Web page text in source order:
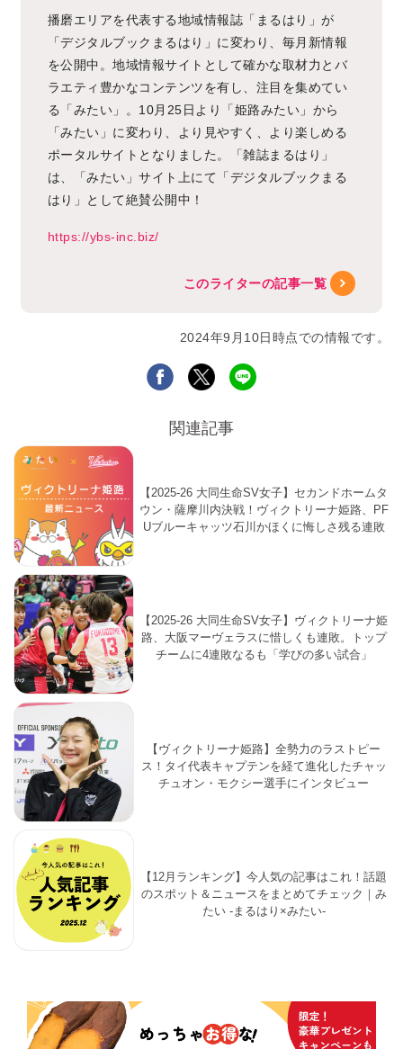
播磨エリアを代表する地域情報誌「まるはり」が
「デジタルブックまるはり」に変わり、毎月新情報
を公開中。地域情報サイトとして確かな取材力とバ
ラエティ豊かなコンテンツを有し、注目を集めてい
る「みたい」。10月25日より「姫路みたい」から
「みたい」に変わり、より見やすく、より楽しめる
ポータルサイトとなりました。「雑誌まるはり」
は、「みたい」サイト上にて「デジタルブックまる
はり」として絶賛公開中！
https://ybs-inc.biz/
このライターの記事一覧
2024年9月10日時点での情報です。
関連記事
【2025-26 大同生命SV女子】セカンドホームタ
ウン・薩摩川内決戦！ヴィクトリーナ姫路、PF
Uブルーキャッツ石川かほくに悔しさ残る連敗
【2025-26 大同生命SV女子】ヴィクトリーナ姫
路、大阪マーヴェラスに惜しくも連敗。トップ
チームに4連敗なるも「学びの多い試合」
【ヴィクトリーナ姫路】全勢力のラストピー
ス！タイ代表キャプテンを経て進化したチャッ
チュオン・モクシー選手にインタビュー
【12月ランキング】今人気の記事はこれ！話題
のスポット＆ニュースをまとめてチェック｜み
たい -まるはり×みたい-